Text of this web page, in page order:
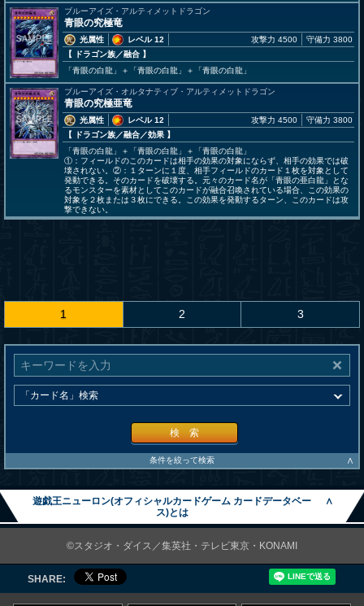
ブルーアイズ・アルティメットドラゴン
青眼の究極竜
光属性
レベル 12
【 ドラゴン族／融合 】
攻撃力 4500 守備力 3800
「青眼の白龍」＋「青眼の白龍」＋「青眼の白龍」
ブルーアイズ・オルタナティブ・アルティメットドラゴン
青眼の究極亜竜
光属性
レベル 12
【 ドラゴン族／融合／効果 】
攻撃力 4500 守備力 3800
「青眼の白龍」＋「青眼の白龍」＋「青眼の白龍」
①：フィールドのこのカードは相手の効果の対象にならず、相手の効果では破
壊されない。②：１ターンに１度、相手フィールドのカード１枚を対象として
発動できる。そのカードを破壊する。元々のカード名が「青眼の亜白龍」とな
るモンスターを素材としてこのカードが融合召喚されている場合、この効果の
対象を２枚または３枚にできる。この効果を発動するターン、このカードは攻
撃できない。
1 2 3
検 索
条件を絞って検索 ∧
遊戯王ニューロン(オフィシャルカードゲーム カードデータベー
ス)とは
∧
©スタジオ・ダイス／集英社・テレビ東京・KONAMI
SHARE: